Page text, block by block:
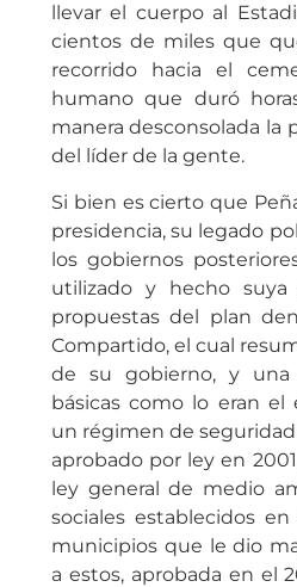
llevar el cuerpo al
cientos de miles que
recorrido hacia el
humano que duró
manera desconsolada la
del líder de la gente.
Si bien es cierto que
presidencia, su legado
los gobiernos
utilizado y hecho
propuestas del plan
Compartido, el cual
de su gobierno, y una
básicas como lo eran el
un régimen de
aprobado por ley en
ley general de medio
sociales establecidos
municipios que le dio
a estos, aprobada en el